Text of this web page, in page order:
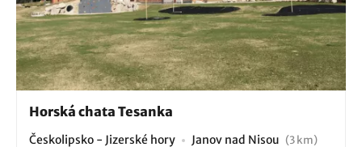
Horská chata Tesanka
Českolipsko - Jizerské hory Janov nad Nisou (3 km)